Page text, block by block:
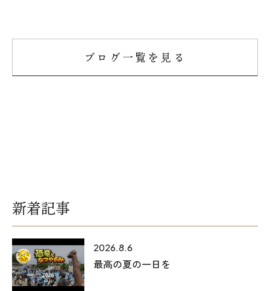
上越スタジオ
スタッフ紹介
採用情報
住まいのなんでも相談
ブログ一覧を見る
新着記事
2026.8.6
最高の夏の一日を